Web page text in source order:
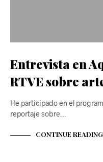
Entrevista en
RTVE sobre
He participado en el
reportaje sobre…
CONTINUE READING